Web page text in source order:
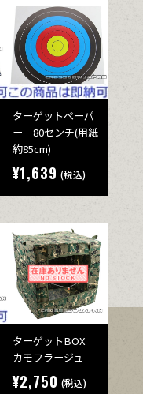
ターゲットペーパ
ー 80センチ(用紙
約85cm)
¥1,639 (税込)
ターゲットBOX
カモフラージュ
¥2,750 (税込)